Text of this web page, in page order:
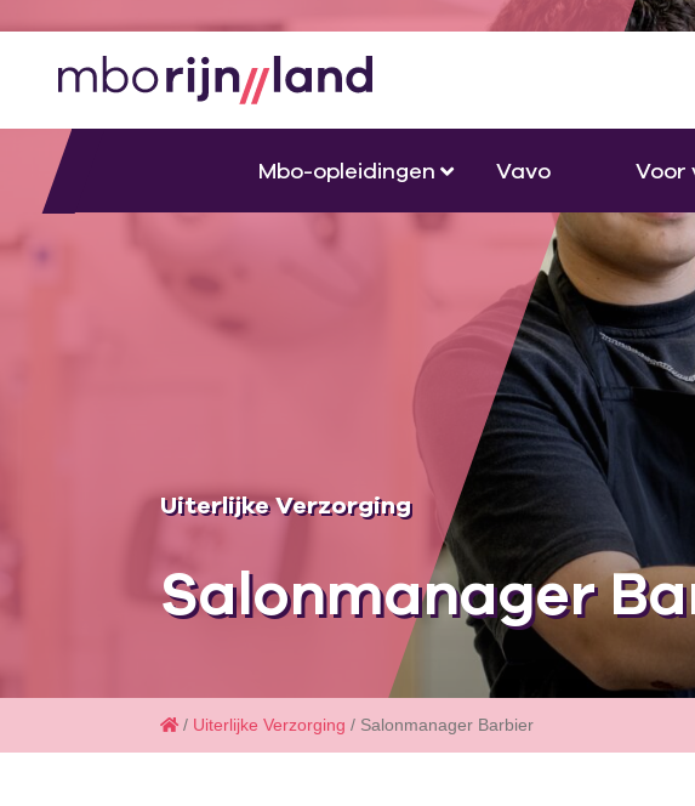
Mbo-opleidingen Vavo Voor
Uiterlijke Verzorging
Salonmanager
/ Uiterlijke Verzorging / Salonmanager Barbier